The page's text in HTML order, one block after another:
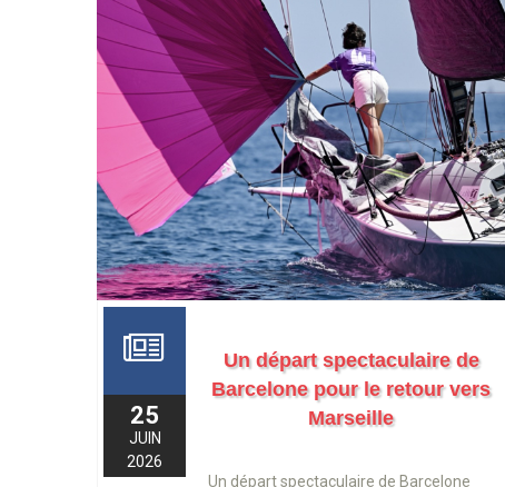
25
JUIN
2026
Un départ spectaculaire de
Barcelone pour le retour vers
Marseille
Un départ spectaculaire de Barcelone